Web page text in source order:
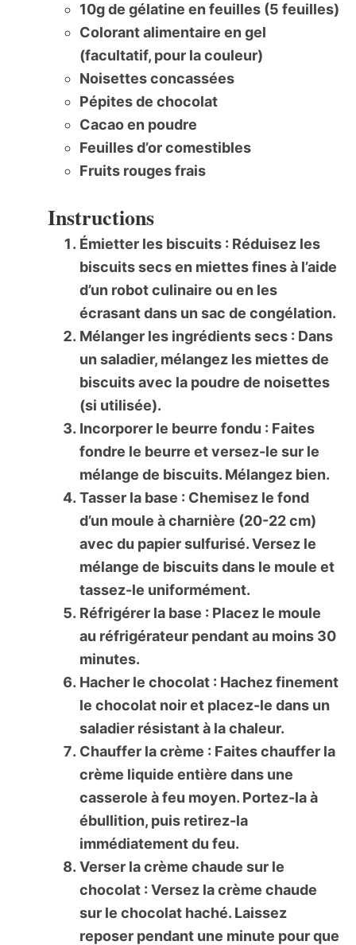
10g de gélatine en feuilles (5 feuilles)
Colorant alimentaire en gel
(facultatif, pour la couleur)
Noisettes concassées
Pépites de chocolat
Cacao en poudre
Feuilles d’or comestibles
Fruits rouges frais
Instructions
Émietter les biscuits : Réduisez les
biscuits secs en miettes fines à l’aide
d’un robot culinaire ou en les
écrasant dans un sac de congélation.
Mélanger les ingrédients secs : Dans
un saladier, mélangez les miettes de
biscuits avec la poudre de noisettes
(si utilisée).
Incorporer le beurre fondu : Faites
fondre le beurre et versez-le sur le
mélange de biscuits. Mélangez bien.
Tasser la base : Chemisez le fond
d’un moule à charnière (20-22 cm)
avec du papier sulfurisé. Versez le
mélange de biscuits dans le moule et
tassez-le uniformément.
Réfrigérer la base : Placez le moule
au réfrigérateur pendant au moins 30
minutes.
Hacher le chocolat : Hachez finement
le chocolat noir et placez-le dans un
saladier résistant à la chaleur.
Chauffer la crème : Faites chauffer la
crème liquide entière dans une
casserole à feu moyen. Portez-la à
ébullition, puis retirez-la
immédiatement du feu.
Verser la crème chaude sur le
chocolat : Versez la crème chaude
sur le chocolat haché. Laissez
reposer pendant une minute pour que